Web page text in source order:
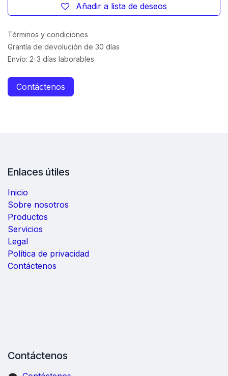
Añadir a lista de deseos
Términos y condiciones
Grantía de devolución de 30 días
Envío: 2-3 días laborables
Contáctenos
Enlaces útiles
Inicio
Sobre nosotros
Productos
Servicios
Legal
Política de privacidad
Contáctenos
Contáctenos